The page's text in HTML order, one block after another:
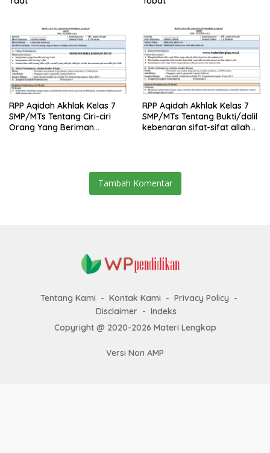
RPP Aqidah Akhlak Kelas 7
SMP/MTs Tentang Ciri-ciri
Orang Yang Beriman
RPP Aqidah Akhlak Kelas 7
SMP/MTs Tentang Bukti/dalil
kebenaran sifat-sifat allah
Tambah Komentar
Tentang Kami Kontak Kami
Privacy Policy
Disclaimer
Indeks
Copyright @ 2020-2026 Materi Lengkap
Versi Non AMP